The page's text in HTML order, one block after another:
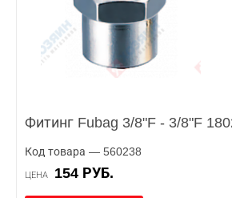
Фитинг Fubag 3/8"F - 3/8"F
Код товара — 560238
ЦЕНА 154 РУБ.